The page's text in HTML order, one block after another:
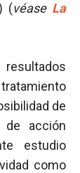
(véase La
de
de acción
estudio
como